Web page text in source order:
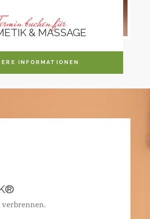
buchen für
& MASSAGE
INFORMATIONEN